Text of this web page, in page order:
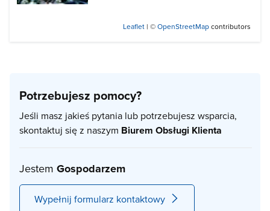
Leaflet | ©OpenStreetMapcontributors
Potrzebujesz pomocy?
Jeśli masz jakieś pytania lub potrzebujesz wsparcia,
skontaktuj się z naszym Biurem Obsługi Klienta
Jestem Gospodarzem
Wypełnij formularz kontaktowy